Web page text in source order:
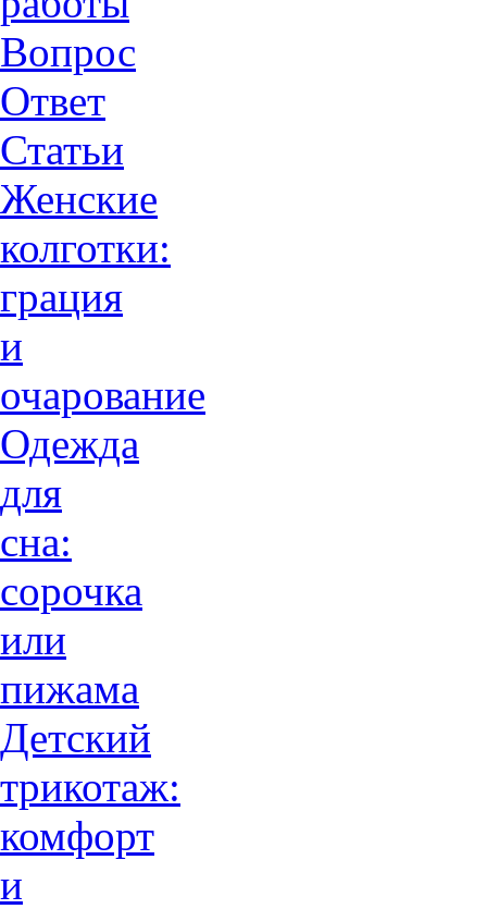
Вопрос
Ответ
Статьи
Женские
колготки:
грация
и
очарованиe
Одежда
для
сна:
сорочка
или
пижама
Детский
трикотаж:
комфорт
и